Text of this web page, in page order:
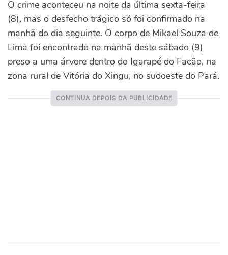
O crime aconteceu na noite da última sexta-feira
(8), mas o desfecho trágico só foi confirmado na
manhã do dia seguinte. O corpo de Mikael Souza de
Lima foi encontrado na manhã deste sábado (9)
preso a uma árvore dentro do Igarapé do Facão, na
zona rural de Vitória do Xingu, no sudoeste do Pará.